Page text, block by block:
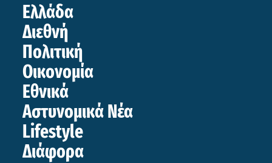
Ελλάδα
Διεθνή
Πολιτική
Οικονομία
Εθνικά
Αστυνομικά Νέα
Lifestyle
Διάφορα